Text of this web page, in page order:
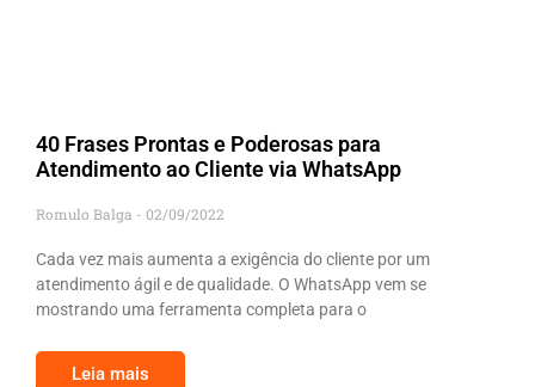
40 Frases Prontas e Poderosas para
Atendimento ao Cliente via WhatsApp
Romulo Balga 02/09/2022
Cada vez mais aumenta a exigência do cliente por um
atendimento ágil e de qualidade. O WhatsApp vem se
mostrando uma ferramenta completa para o
Leia mais